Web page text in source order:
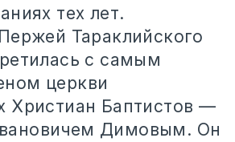
тех лет.
Тараклийского
с самым
церкви
Христиан Баптистов —
Димовым. Он